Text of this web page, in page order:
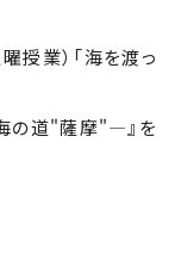
授業）「海を渡っ
の道"薩摩"―』を